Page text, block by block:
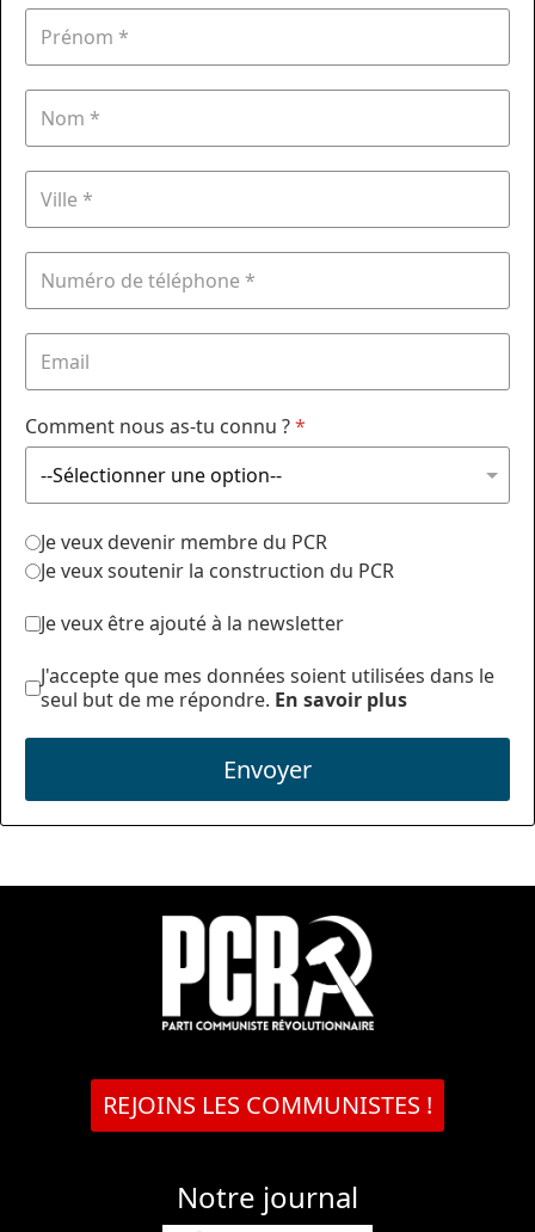
Comment nous as-tu connu ?*
Je veux devenir membre du PCR
Je veux soutenir la construction du PCR
Je veux être ajouté à la newsletter
J'accepte que mes données soient utilisées dans le
seul but de me répondre. En savoir plus
Envoyer
REJOINS LES COMMUNISTES !
Notre journal